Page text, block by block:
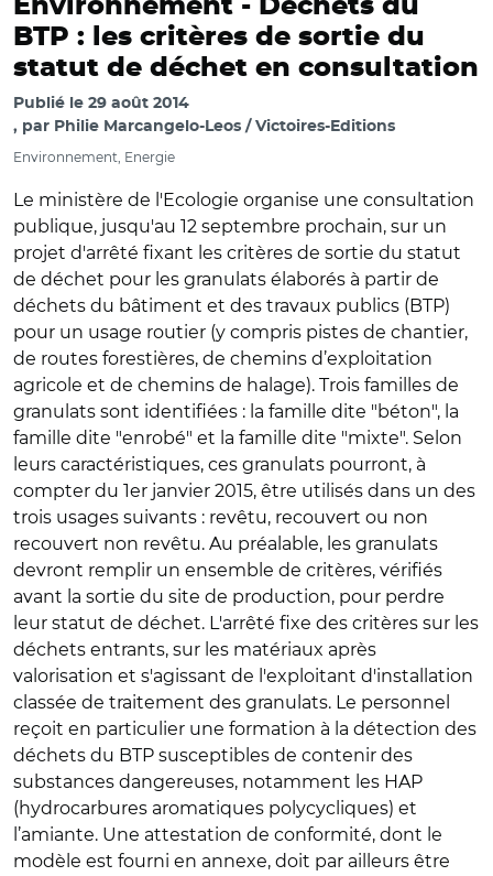
Environnement - Déchets du
BTP : les critères de sortie du
statut de déchet en consultation
Publié le 29 août 2014
par Philie Marcangelo-Leos / Victoires-Editions
Environnement, Energie
Le ministère de l'Ecologie organise une consultation
publique, jusqu'au 12 septembre prochain, sur un
projet d'arrêté fixant les critères de sortie du statut
de déchet pour les granulats élaborés à partir de
déchets du bâtiment et des travaux publics (BTP)
pour un usage routier (y compris pistes de chantier,
de routes forestières, de chemins d’exploitation
agricole et de chemins de halage). Trois familles de
granulats sont identifiées : la famille dite "béton", la
famille dite "enrobé" et la famille dite "mixte". Selon
leurs caractéristiques, ces granulats pourront, à
compter du 1er janvier 2015, être utilisés dans un des
trois usages suivants : revêtu, recouvert ou non
recouvert non revêtu. Au préalable, les granulats
devront remplir un ensemble de critères, vérifiés
avant la sortie du site de production, pour perdre
leur statut de déchet. L'arrêté fixe des critères sur les
déchets entrants, sur les matériaux après
valorisation et s'agissant de l'exploitant d'installation
classée de traitement des granulats. Le personnel
reçoit en particulier une formation à la détection des
déchets du BTP susceptibles de contenir des
substances dangereuses, notamment les HAP
(hydrocarbures aromatiques polycycliques) et
l’amiante. Une attestation de conformité, dont le
modèle est fourni en annexe, doit par ailleurs être